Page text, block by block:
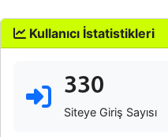
Kullanıcı İstatistikleri
330
Siteye Giriş Sayısı